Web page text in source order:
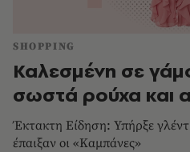
SHOPPING
Καλεσμένη σε
σωστά ρούχα και
Έκτακτη Είδηση: Υπήρξε
έπαιξαν οι «Καμπάνες»